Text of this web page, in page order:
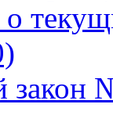
закон